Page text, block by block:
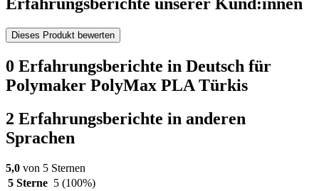
Erfahrungsberichte unserer Kund:innen
Dieses Produkt bewerten
0 Erfahrungsberichte in Deutsch für
Polymaker PolyMax PLA Türkis
2 Erfahrungsberichte in anderen
Sprachen
5,0 von 5 Sternen
5 Sterne 5 (100%)